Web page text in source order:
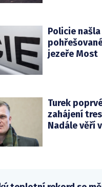
Policie
jezeře Most
Turek
zahájení
Nadále věří